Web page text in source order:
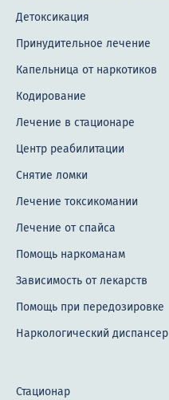
Детоксикация
Принудительное лечение
Капельница от наркотиков
Кодирование
Лечение в стационаре
Центр реабилитации
Снятие ломки
Лечение токсикомании
Лечение от спайса
Помощь наркоманам
Зависимость от лекарств
Помощь при передозировке
Наркологический диспансер
Стационар